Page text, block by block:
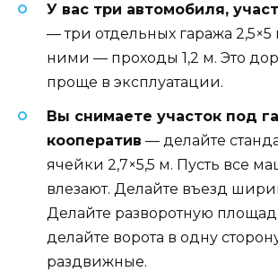
У вас три автомобиля,
— три отдельных гаража
ними — проходы 1,2 м. Это
проще в эксплуатации.
Вы снимаете участок под
кооператив — делайте
ячейки 2,7×5,5 м. Пусть все
влезают. Делайте въезд
Делайте разворотную
делайте ворота в одну
раздвижные.